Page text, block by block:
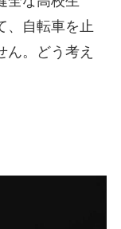
、自転車を止
。どう考え